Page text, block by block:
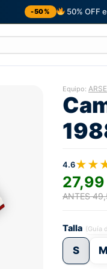
-50% 50% OFF
Equipo:
4.6
ANTES
Talla (Guía
S M